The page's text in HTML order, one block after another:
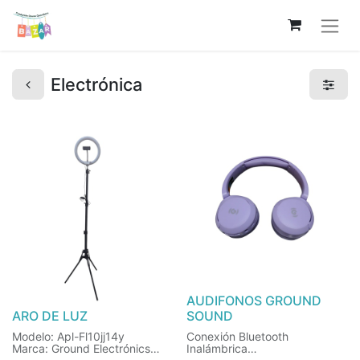
Electrónica
ARO DE LUZ
Modelo: Apl-Fl10jj14y
Marca: Ground Electrónics
AUDIFONOS GROUND
SOUND
Conexión Bluetooth
Inalámbrica